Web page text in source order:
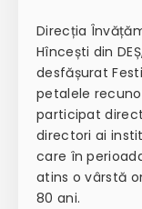
Direcția
Hîncești din
desfășurat
petalele
participat
directori ai
care în
atins o vârstă
80 ani.